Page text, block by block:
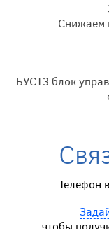
Снижаем
БУСТ3 блок
Телефон
чтобы